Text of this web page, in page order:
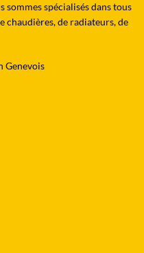
sommes spécialisés dans tous
chaudières, de radiateurs, de
Genevois